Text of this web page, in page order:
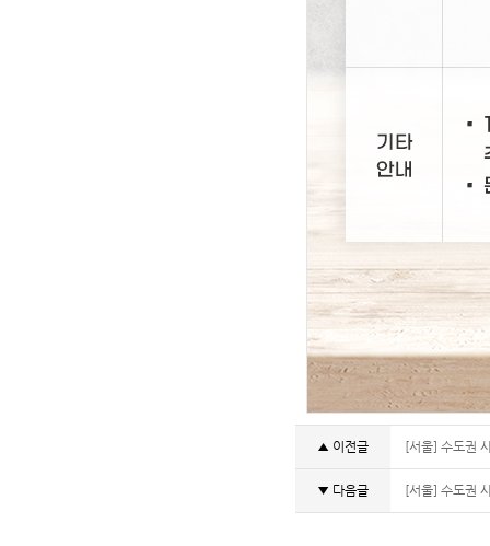
▲ 이전글 [서울] 수도권
▼ 다음글 [서울] 수도권